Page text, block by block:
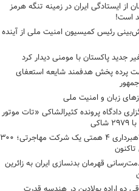
از ایستادگی ایران در زمینه تنگه هرمز
است!
رئیس کمیسیون امنیت ملی از آینده
جدید پاکستان با مومنی دیدار کرد
پرده پخش هدفمند شایعه استعفای
زبان و امنیت ملی
دادگاه پرونده کثیرالشاکی «تات موتور
کلاهبرداری ۴ همتی یک شرکت مهاجرتی؛ ۳۰۰
قهرمان بدنسازی ایران به زائرین